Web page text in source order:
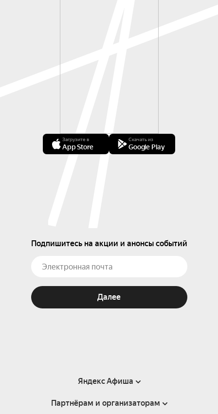
Загрузите в
App Store
Скачать из
Google Play
Подпишитесь на акции и анонсы событий
Далее
Яндекс Афиша
Справка
Партнёрам и организаторам